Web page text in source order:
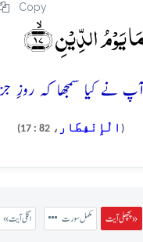
Copy
الدِّیۡنِ ﴿ۙ۱۷﴾
( الْإِنْفِطَار ، 82 : 17)
پچھلی آیت » مکمل سورت « اگلی آیت